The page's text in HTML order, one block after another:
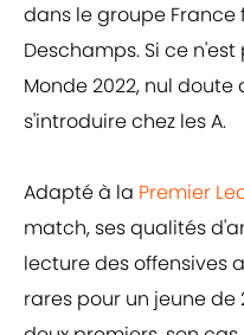
dans le groupe France
Deschamps. Si ce
Monde 2022, nul
s'introduire chez les A.
Adapté à la Premier
match, ses qualités
lecture des offensives
rares pour un jeune de